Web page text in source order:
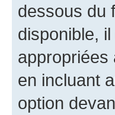
dessous du
disponible,
appropriées
en incluant
option